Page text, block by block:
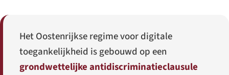
Het Oostenrijkse regime voor digitale
toegankelijkheid is gebouwd op een
grondwettelijke antidiscriminatieclausule